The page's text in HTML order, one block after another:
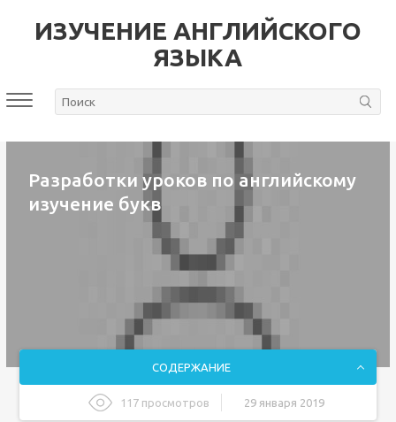
ИЗУЧЕНИЕ АНГЛИЙСКОГО
ЯЗЫКА
Разработки уроков по английскому
изучение букв
СОДЕРЖАНИЕ
117 просмотров 29 января 2019